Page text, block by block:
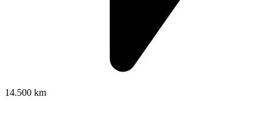
14.500 km